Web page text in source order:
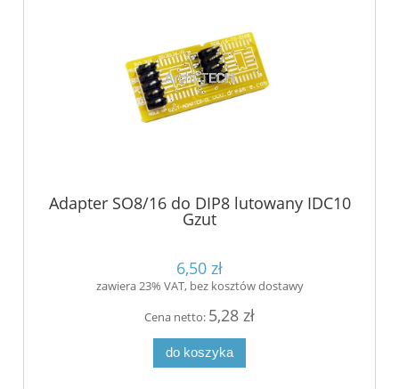
Adapter SO8/16 do DIP8 lutowany IDC10
Gzut
6,50 zł
zawiera 23% VAT, bez kosztów dostawy
Cena netto: 5,28 zł
do koszyka